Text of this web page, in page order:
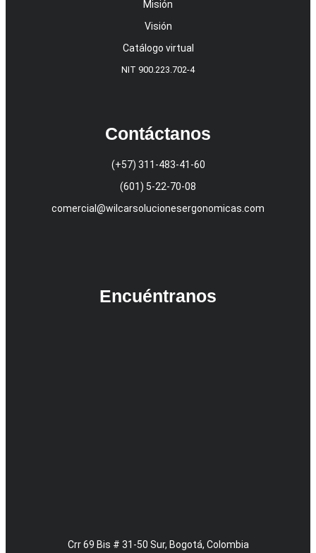
Misión
Visión
Catálogo virtual
NIT 900.223.702-4
Contáctanos
(+57) 311-483-41-60
(601) 5-22-70-08
comercial@wilcarsolucionesergonomicas.com
Encuéntranos
Crr 69 Bis # 31-50 Sur, Bogotá, Colombia